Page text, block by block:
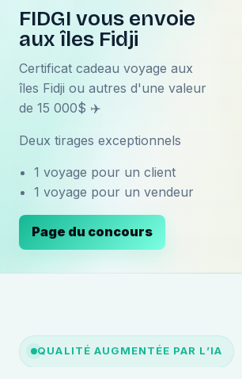
FIDGI vous envoie
aux îles Fidji
Certificat cadeau voyage aux
îles Fidji ou autres d'une valeur
de 15 000$ ✈️
Deux tirages exceptionnels
1 voyage pour un client
1 voyage pour un vendeur
Page du concours
QUALITÉ AUGMENTÉE PAR L’IA